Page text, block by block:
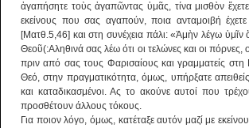
ἀγαπήσητε τοὺς ἀγαπῶντας ὑμᾶς, τίνα μισθὸν
εκείνους που σας αγαπούν, ποια ανταμοιβή
[Ματθ.5,46] και στη συνέχεια πάλι: «Ἀμὴν λέγω ὑμῖν
Θεοῦ(:Αληθινά σας λέω ότι οι τελώνες και οι
πριν από σας τους Φαρισαίους και γραμματείς στη
Θεό, στην πραγματικότητα, όμως, υπήρξατε
και καταδικασμένοι. Ας το ακούνε αυτοί που
προσθέτουν άλλους τόκους.
Για ποιον λόγο, όμως, κατέταξε αυτόν μαζί με